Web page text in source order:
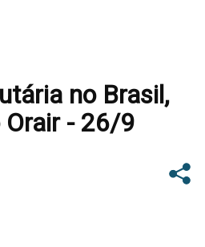
no Brasil,
- 26/9